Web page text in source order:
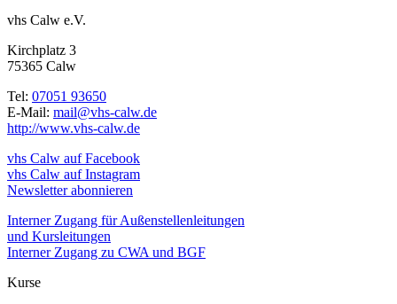
vhs Calw e.V.
Kirchplatz 3
75365 Calw
Tel: 07051 93650
E-Mail: mail@vhs-calw.de
http://www.vhs-calw.de
vhs Calw auf Facebook
vhs Calw auf Instagram
Newsletter abonnieren
Interner Zugang für Außenstellenleitungen
und Kursleitungen
Interner Zugang zu CWA und BGF
Kurse